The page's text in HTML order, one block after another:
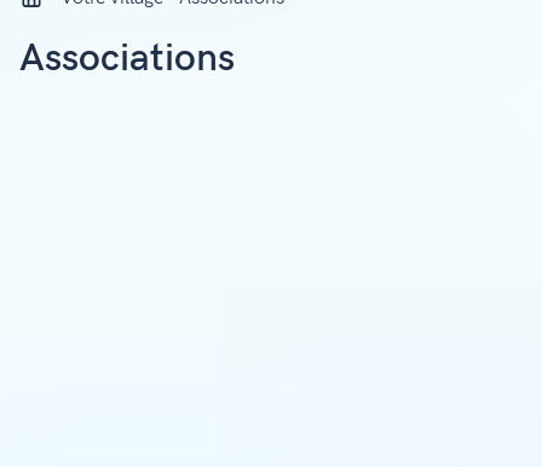
Associations